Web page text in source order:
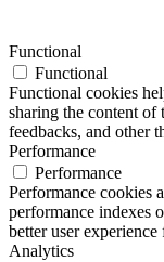
Functional
Functional
Functional cookies
sharing the content of
feedbacks, and other
Performance
Performance
Performance cookies
performance indexes
better user
Analytics